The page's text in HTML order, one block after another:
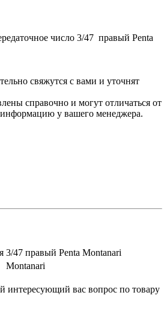
число 3/47 правый Penta
свяжутся с вами и уточнят
справочно и могут отличаться от
информацию у вашего менеджера.
3/47 правый Penta Montanari
Montanari
интересующий вас вопрос по товару